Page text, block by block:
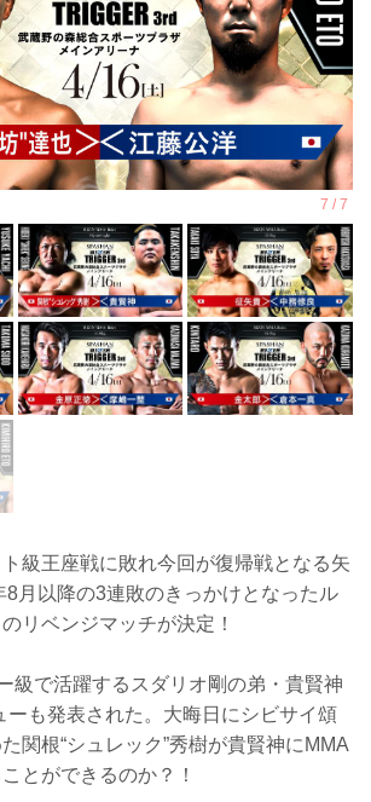
級王座戦に敗れ今回が復帰戦となる矢
8月以降の3連敗のきっかけとなったル
リベンジマッチが決定！
級で活躍するスダリオ剛の弟・貴賢神
ーも発表された。大晦日にシビサイ頌
関根“シュレック”秀樹が貴賢神にMMA
とができるのか？！